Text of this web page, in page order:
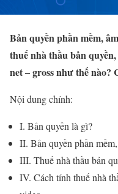
Bản quyền phần mềm,
thuế nhà thầu bản
net – gross như thế nào?
Nội dung chính:
I. Bản quyền là gì?
II. Bản quyền phần
III. Thuế nhà thầu bản
IV. Cách tính thuế nhà